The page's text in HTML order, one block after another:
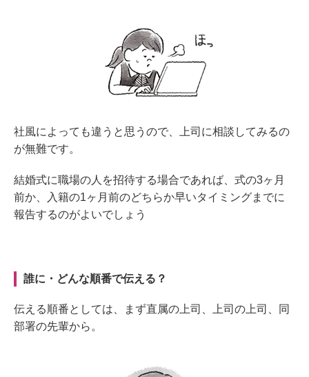
社風によっても違うと思うので、上司に相談してみるの
が無難です。
結婚式に職場の人を招待する場合であれば、式の3ヶ月
前か、入籍の1ヶ月前のどちらか早いタイミングまでに
報告するのがよいでしょう
誰に・どんな順番で伝える？
伝える順番としては、まず直属の上司、上司の上司、同
部署の先輩から。